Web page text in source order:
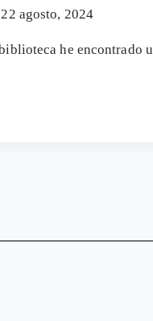
2 agosto, 2024
he encontrado